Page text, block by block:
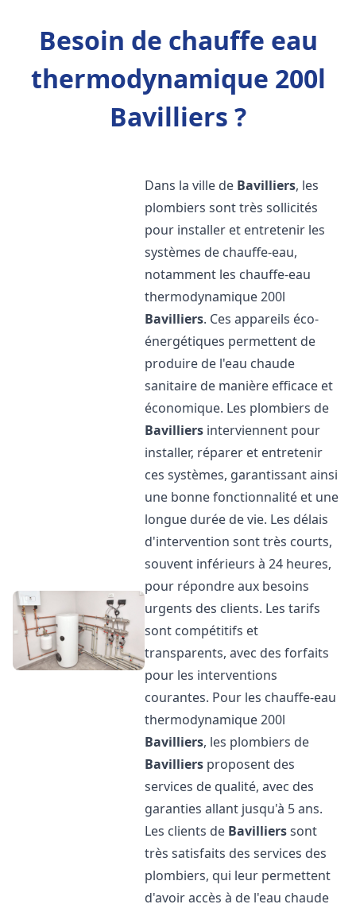
Besoin de chauffe eau
thermodynamique 200l
Bavilliers ?
Dans la ville de Bavilliers, les
plombiers sont très sollicités
pour installer et entretenir les
systèmes de chauffe-eau,
notamment les chauffe-eau
thermodynamique 200l
Bavilliers. Ces appareils éco-
énergétiques permettent de
produire de l'eau chaude
sanitaire de manière efficace et
économique. Les plombiers de
Bavilliers interviennent pour
installer, réparer et entretenir
ces systèmes, garantissant ainsi
une bonne fonctionnalité et une
longue durée de vie. Les délais
d'intervention sont très courts,
souvent inférieurs à 24 heures,
pour répondre aux besoins
urgents des clients. Les tarifs
sont compétitifs et
transparents, avec des forfaits
pour les interventions
courantes. Pour les chauffe-eau
thermodynamique 200l
Bavilliers, les plombiers de
Bavilliers proposent des
services de qualité, avec des
garanties allant jusqu'à 5 ans.
Les clients de Bavillierssont
très satisfaits des services des
plombiers, qui leur permettent
d'avoir accès à de l'eau chaude